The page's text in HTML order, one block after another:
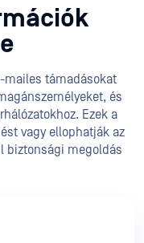
mailes támadásokat
és
Ezek a
vagy ellophatják az
biztonsági megoldás